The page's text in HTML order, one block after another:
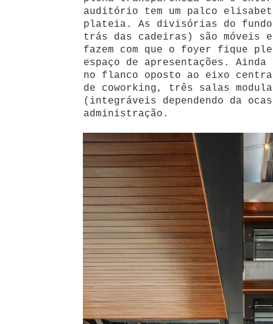
auditório tem um palco
plateia. As divisórias do
trás das cadeiras) são móveis
fazem com que o foyer fique
espaço de apresentações.
no flanco oposto ao eixo
de coworking, três salas
(integráveis dependendo da
administração.